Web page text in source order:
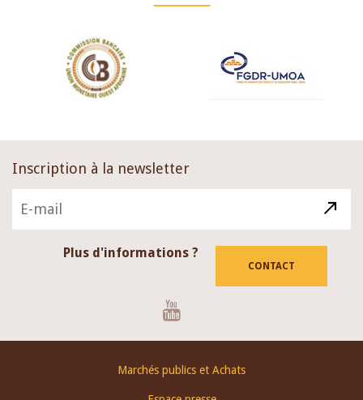
Inscription à la newsletter
Plus d'informations ?
CONTACT
Marchés publics et Achats